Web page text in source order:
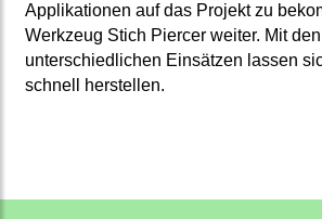
Applikationen auf das Projekt zu
Werkzeug Stich Piercer weiter. Mit den
unterschiedlichen Einsätzen lassen
schnell herstellen.